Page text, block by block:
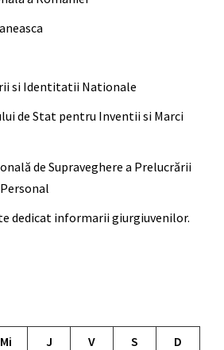
si Identitatii Nationale
de Stat pentru Inventii si Marci
de Supraveghere a Prelucrării
dedicat informarii giurgiuvenilor.
Mi J V S
D